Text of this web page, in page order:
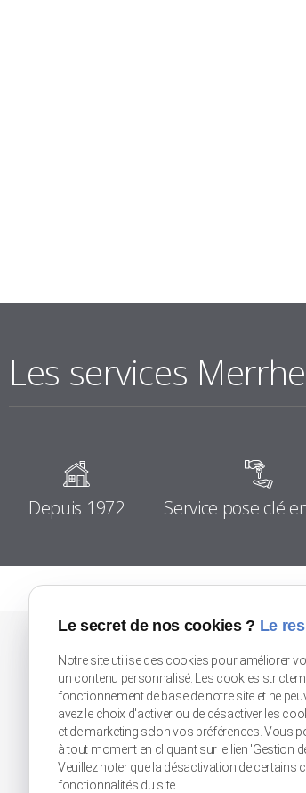
Les services
Depuis 1972 Service pose clé
Douai (Flines-Lez-Raches)
80 rue du Moulin
59148 FLINES-LEZ-RACHES
Lille
Zone
Rue de
59113
Le secret de nos cookies ? Le
Notre site utilise des cookies pour améliorer
un contenu personnalisé. Les cookies
fonctionnement de base de notre site et ne
avez le choix d'activer ou de désactiver les
et de marketing selon vos préférences. Vous
à tout moment en cliquant sur le lien 'Gestion
Veuillez noter que la désactivation de
fonctionnalités du site.